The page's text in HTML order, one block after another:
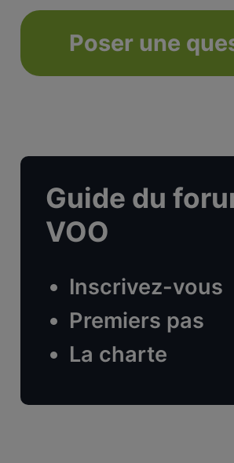
Poser une
Guide du
VOO
Inscrivez-vous
Premiers pas
La charte